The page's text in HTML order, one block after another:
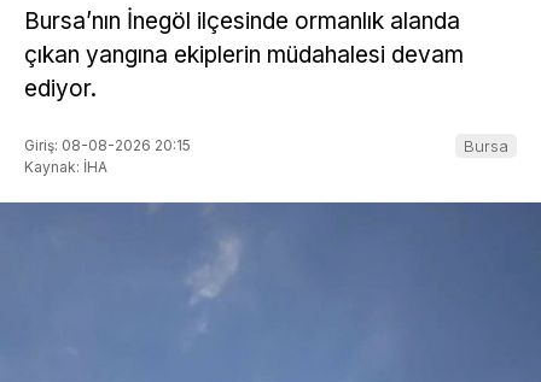
Bursa’nın İnegöl ilçesinde ormanlık alanda
çıkan yangına ekiplerin müdahalesi devam
ediyor.
Giriş: 08-08-2026 20:15
Kaynak: İHA
Bursa